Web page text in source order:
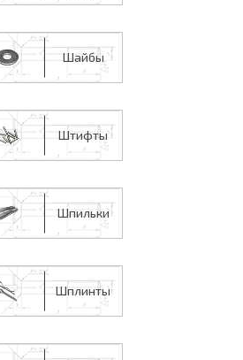
Шайбы
Штифты
Шпильки
Шплинты